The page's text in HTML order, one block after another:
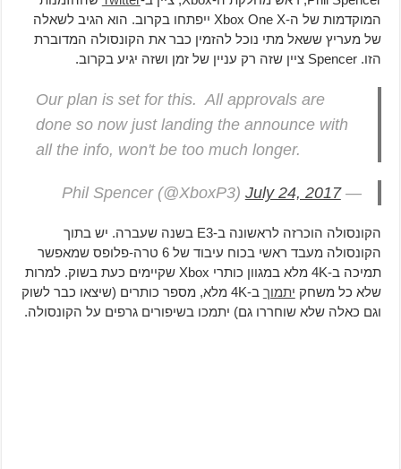
המוקדמות של ה-Xbox One X ייפתחו בקרוב. הוא הגיב לשאלה
של מעריץ ששאל מתי נוכל להזמין כבר את הקונסולה המדוברת
הזו. Spencer ציין שזה רק עניין של זמן ושזה יגיע בקרוב.
Our plan is set for this. All approvals are
done so now just landing the announce with
all the info, won't be too much longer.
— Phil Spencer (@XboxP3)
July 24, 2017
הקונסולה הוכרזה לראשונה ב-E3 בשנה שעברה. יש בתוך
הקונסולה מעבד ראשי בכוח עיבוד של 6 טרה-פלופס שמאפשר
תמיכה ב-4K מלא במגוון כותרי Xbox שקיימים כעת בשוק. למרות
שלא כל משחק יתמוך
ב-4K מלא, מספר כותרים (שיצאו כבר לשוק
וגם כאלה שלא שוחררו גם) יתמכו בשיפורים גרפים על הקונסולה.